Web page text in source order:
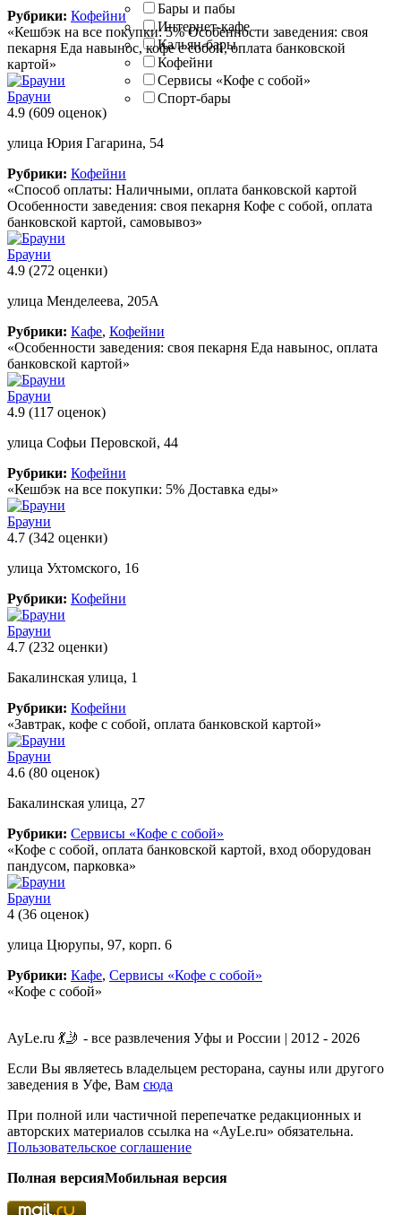
Бары и пабы
Интернет-кафе
Кальян-бары
Кофейни
Сервисы «Кофе с собой»
Спорт-бары
Рубрики: Кофейни
«Кешбэк на все покупки: 5% Особенности заведения: своя
пекарня Еда навынос, кофе с собой, оплата банковской
картой»
Брауни
4.9 (609 оценок)
улица Юрия Гагарина, 54
Рубрики: Кофейни
«Способ оплаты: Наличными, оплата банковской картой
Особенности заведения: своя пекарня Кофе с собой, оплата
банковской картой, самовывоз»
Брауни
4.9 (272 оценки)
улица Менделеева, 205А
Рубрики: Кафе, Кофейни
«Особенности заведения: своя пекарня Еда навынос, оплата
банковской картой»
Брауни
4.9 (117 оценок)
улица Софьи Перовской, 44
Рубрики: Кофейни
«Кешбэк на все покупки: 5% Доставка еды»
Брауни
4.7 (342 оценки)
улица Ухтомского, 16
Рубрики: Кофейни
Брауни
4.7 (232 оценки)
Бакалинская улица, 1
Рубрики: Кофейни
«Завтрак, кофе с собой, оплата банковской картой»
Брауни
4.6 (80 оценок)
Бакалинская улица, 27
Рубрики: Сервисы «Кофе с собой»
«Кофе с собой, оплата банковской картой, вход оборудован
пандусом, парковка»
Брауни
4 (36 оценок)
улица Цюрупы, 97, корп. 6
Рубрики: Кафе, Сервисы «Кофе с собой»
«Кофе с собой»
AyLe.ru 💃🤳 - все развлечения Уфы и России | 2012 - 2026
Если Вы являетесь владельцем ресторана, сауны или другого
заведения в Уфе, Вам сюда
При полной или частичной перепечатке редакционных и
авторских материалов ссылка на «AyLe.ru» обязательна.
Пользовательское соглашение
Полная версияМобильная версия